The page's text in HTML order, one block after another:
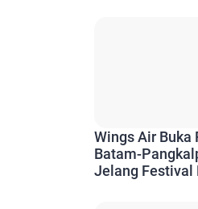
Wings Air Buka
Batam-
Jelang Festival